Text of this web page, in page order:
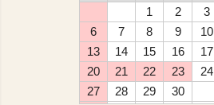
1
2 3
6
7 8 9 10
13
14 15 16 17
20
21 22 23 24
27
28 29
30